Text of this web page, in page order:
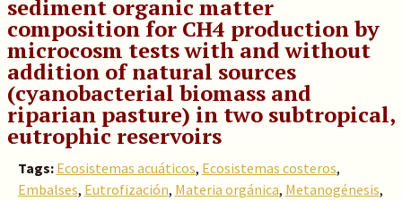
sediment organic matter
composition for CH4 production by
microcosm tests with and without
addition of natural sources
(cyanobacterial biomass and
riparian pasture) in two subtropical,
eutrophic reservoirs
Tags: Ecosistemas acuáticos, Ecosistemas costeros,
Embalses, Eutrofización, Materia orgánica, Metanogénesis,